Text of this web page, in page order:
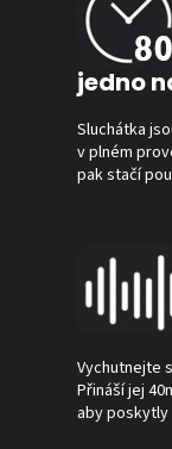
jedno
Sluchátka
v plném
pak stačí
Vychutnejte
Přináší jej
aby